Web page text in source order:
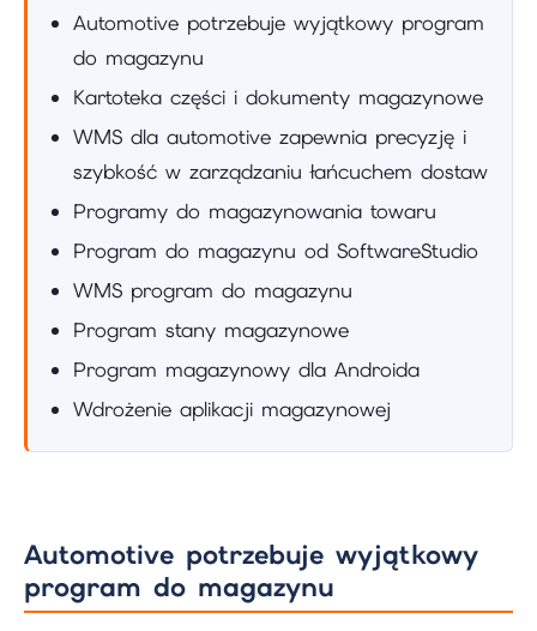
Automotive potrzebuje wyjątkowy program
do magazynu
Kartoteka części i dokumenty magazynowe
WMS dla automotive zapewnia precyzję i
szybkość w zarządzaniu łańcuchem dostaw
Programy do magazynowania towaru
Program do magazynu od SoftwareStudio
WMS program do magazynu
Program stany magazynowe
Program magazynowy dla Androida
Wdrożenie aplikacji magazynowej
Automotive potrzebuje wyjątkowy
program do magazynu